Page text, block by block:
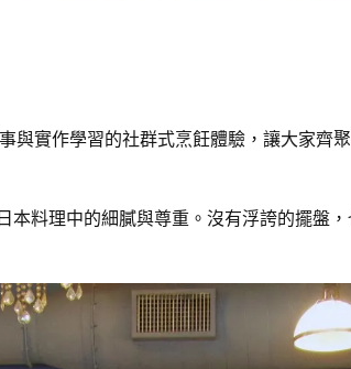
實作學習的社群式烹飪體驗，讓大家齊
本料理中的細膩與尊重。沒有浮誇的擺盤